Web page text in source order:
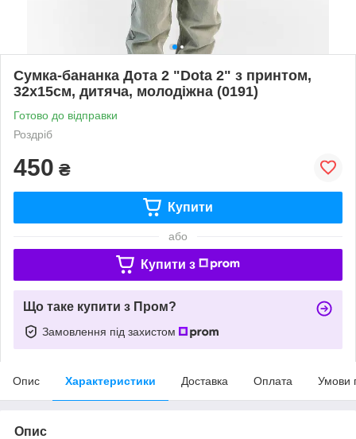
Сумка-бананка Дота 2 "Dota 2" з принтом,
32х15см, дитяча, молодіжна (0191)
Готово до відправки
Роздріб
450 ₴
Купити
або
Купити з
Що таке купити з Пром?
Замовлення під захистом
Опис Характеристики Доставка Оплата Умови
Опис